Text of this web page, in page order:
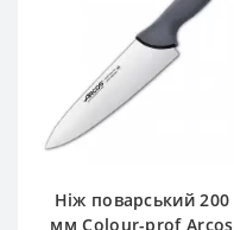
Ніж поварський 200
мм Сolour-prof Arcos